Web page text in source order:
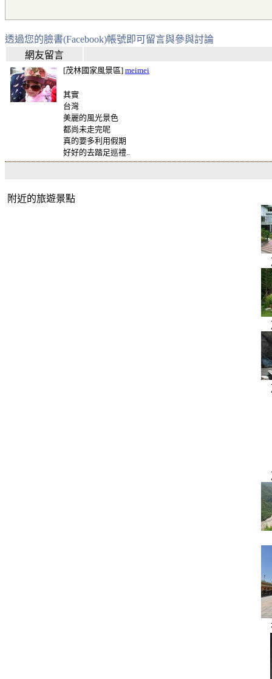
透過您的臉書(Facebook)帳號即可留言與參與討論
網友留言
[茂林國家風景區] meimei
其實
台灣
美麗的風光景色
都尚未走完呢
真的要多利用假期
好好的去踏足巡禮..
附近的旅遊景點